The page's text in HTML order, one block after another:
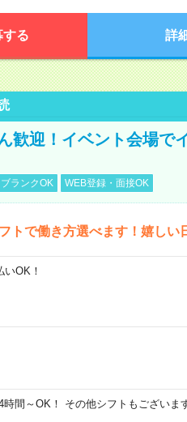
する 詳
歓迎！イベント会場で
ブランクOK WEB登録・面接OK
トで働き方選べます！嬉しい
OK！
間～OK！ その他シフトもございま